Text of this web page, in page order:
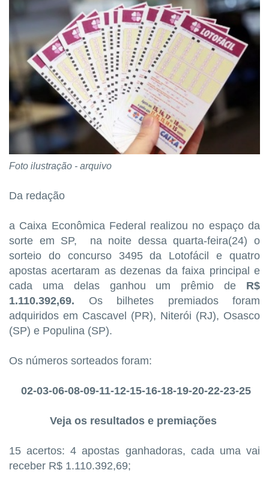
Foto ilustração - arquivo
Da redação
a Caixa Econômica Federal realizou no espaço da
sorte em SP, na noite dessa quarta-feira(24) o
sorteio do concurso 3495 da Lotofácil e quatro
apostas acertaram as dezenas da faixa principal e
cada uma delas ganhou um prêmio de R$
1.110.392,69. Os bilhetes premiados foram
adquiridos em Cascavel (PR), Niterói (RJ), Osasco
(SP) e Populina (SP).
Os números sorteados foram:
02-03-06-08-09-11-12-15-16-18-19-20-22-23-25
Veja os resultados e premiações
15 acertos: 4 apostas ganhadoras, cada uma vai
receber R$ 1.110.392,69;